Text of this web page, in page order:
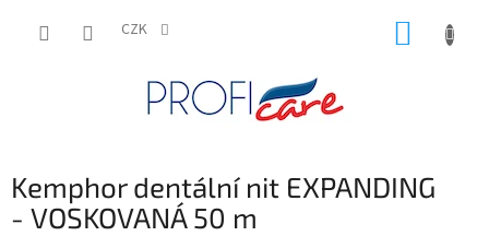
CZK
Kemphor dentální nit EXPANDING
- VOSKOVANÁ 50 m